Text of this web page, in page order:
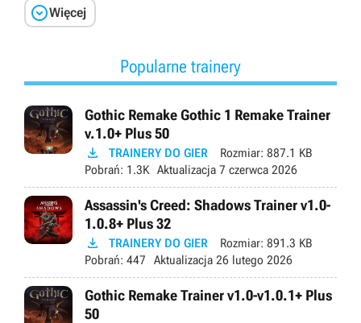
Więcej
Popularne trainery
Gothic Remake Gothic 1 Remake Trainer
v.1.0+ Plus 50
 TRAINERY DO GIER Rozmiar: 887.1 KB
Pobrań: 1.3K Aktualizacja 7 czerwca 2026
Assassin's Creed: Shadows Trainer v1.0-
1.0.8+ Plus 32
 TRAINERY DO GIER Rozmiar: 891.3 KB
Pobrań: 447 Aktualizacja 26 lutego 2026
Gothic Remake Trainer v1.0-v1.0.1+ Plus
50